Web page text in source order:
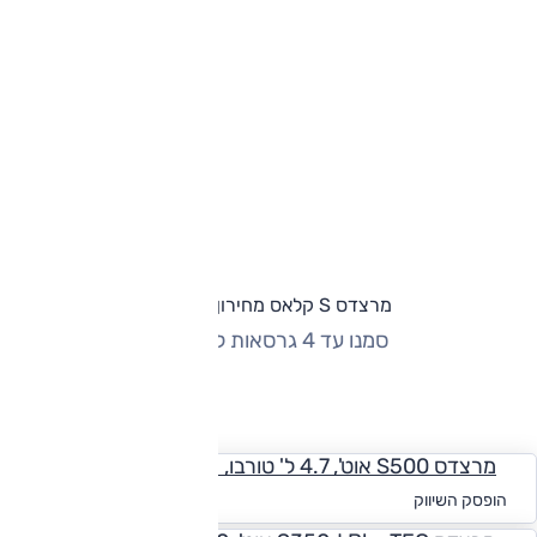
מרצדס S קלאס מחירון וגרסאות
סמנו עד 4 גרסאות להשוואה
מרצדס S500 אוט', 4.7 ל' טורבו, Vision
הופסק השיווק